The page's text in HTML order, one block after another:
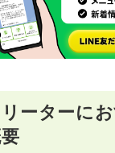
ーターに